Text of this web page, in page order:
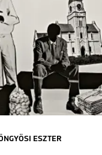
ESZTER